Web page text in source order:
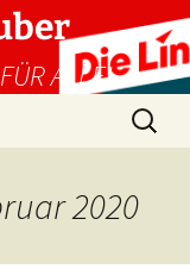
ALLE!
Suchen
nach:
2020